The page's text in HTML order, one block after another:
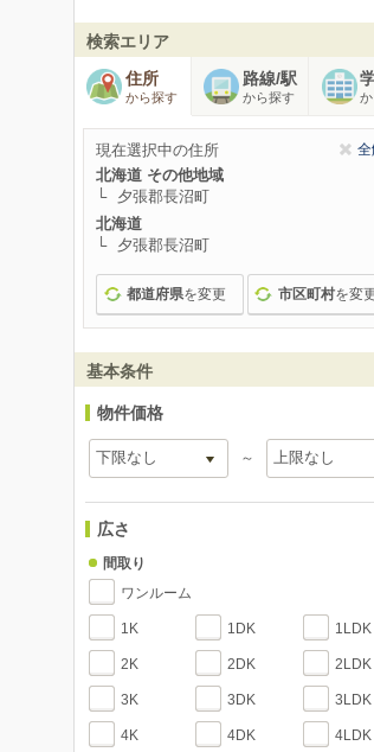
検索エリア
住所
から探す
路線/駅
から探す
現在選択中の住所
北海道 その他地域
夕張郡長沼町
北海道
夕張郡長沼町
都道府県を変更 市区町村を変
基本条件
物件価格
～
広さ
間取り
ワンルーム
1K 1DK 1LDK
2K 2DK 2LDK
3K 3DK 3LDK
4K 4DK 4LDK